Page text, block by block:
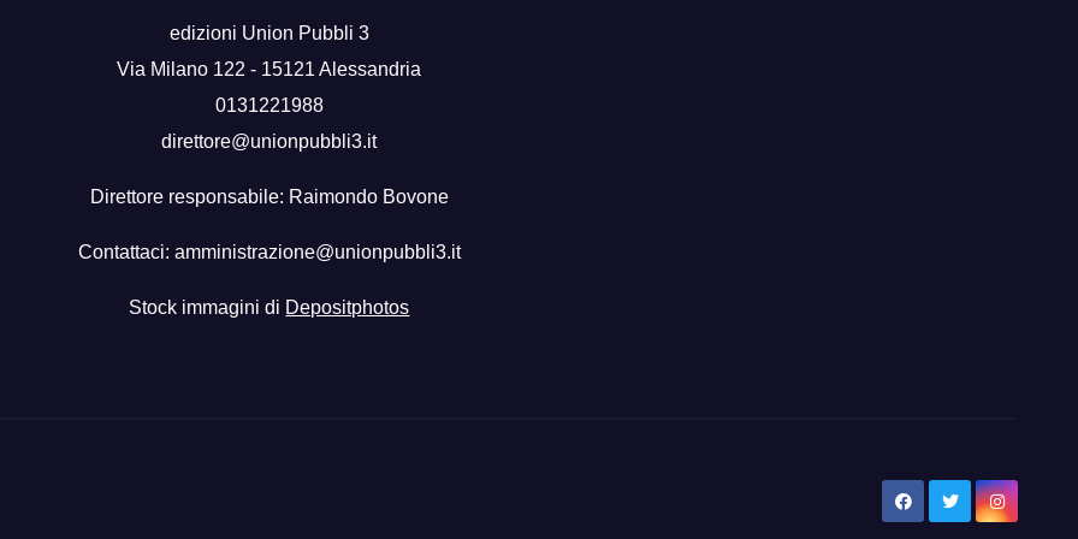
edizioni Union Pubbli 3
Via Milano 122 - 15121 Alessandria
0131221988
direttore@unionpubbli3.it
Direttore responsabile: Raimondo Bovone
Contattaci: amministrazione@unionpubbli3.it
Stock immagini di Depositphotos